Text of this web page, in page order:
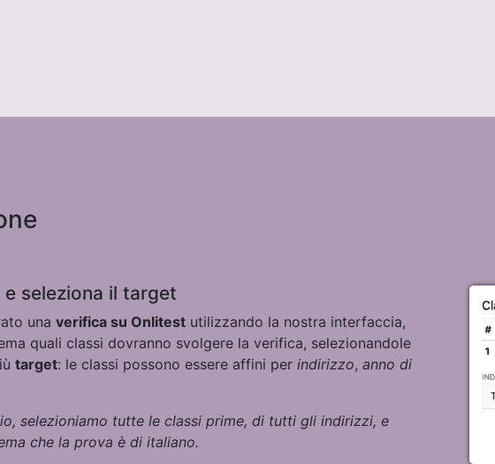
seleziona il target
una verifica su Onlitest utilizzando la nostra interfaccia,
quali classi dovranno svolgere la verifica, selezionandole
target: le classi possono essere affini per indirizzo, anno di
selezioniamo tutte le classi prime, di tutti gli indirizzi, e
che la prova è di italiano.